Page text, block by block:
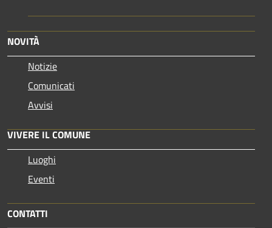
NOVITÀ
Notizie
Comunicati
Avvisi
VIVERE IL COMUNE
Luoghi
Eventi
CONTATTI